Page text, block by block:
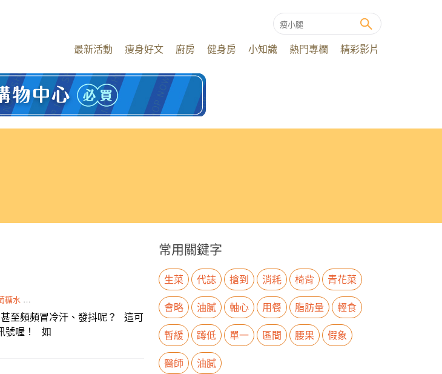
最新活動 瘦身好文 廚房 健身房 小知識 熱門專欄 精彩影片
糖水 運送到
至頻頻冒冷汗、發抖呢？ 這可
號喔！ 如
常用關鍵字
生菜 代誌 搶到 消耗 椅背
青花菜
會略
油膩 軸心 用餐 脂肪量
輕食
暫緩
蹲低 單一 區間 腰果
假象
醫師
油膩